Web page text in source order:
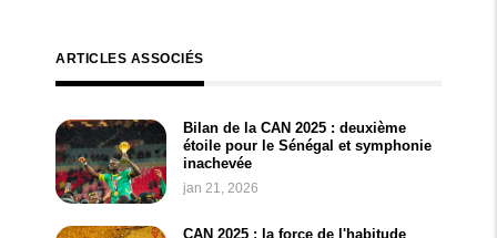
ARTICLES ASSOCIÉS
Bilan de la CAN 2025 : deuxième
étoile pour le Sénégal et symphonie
inachevée
jan 21, 2026
CAN 2025 : la force de l'habitude